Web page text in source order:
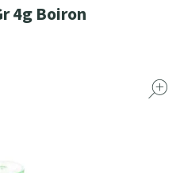
4g Boiron